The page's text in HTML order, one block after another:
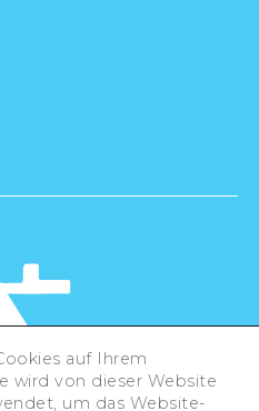
auf Ihrem
wird von dieser Website
um das Website-